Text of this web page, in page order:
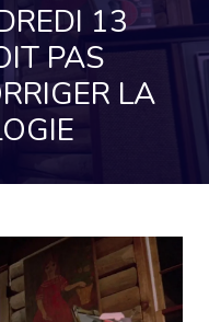
13
PAS
LA